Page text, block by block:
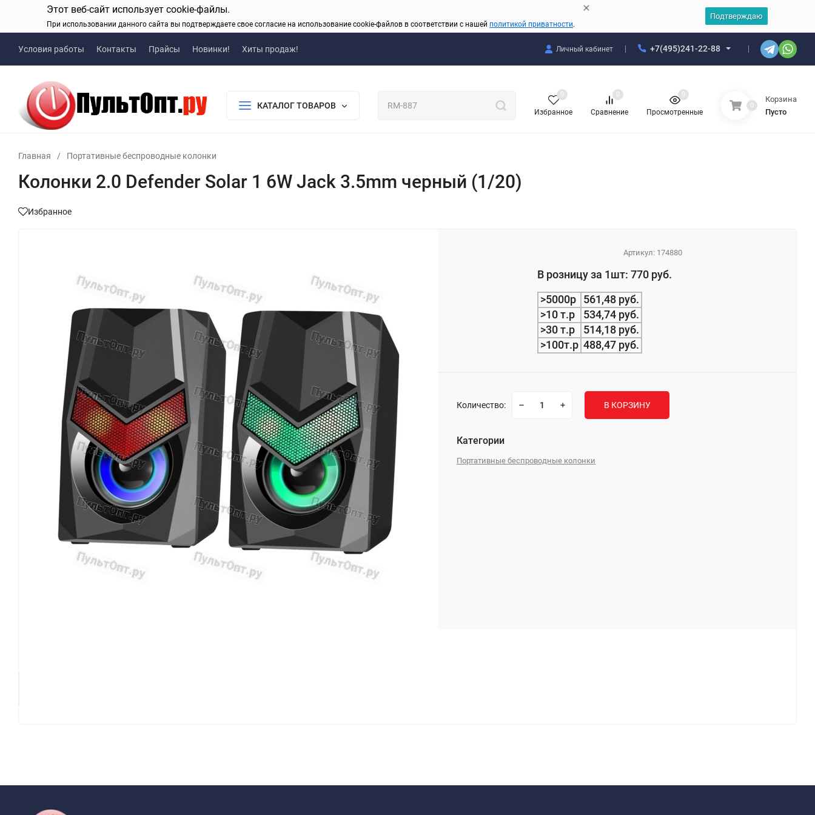
Этот веб-сайт использует cookie-файлы.
При использовании данного сайта вы подтверждаете свое согласие на использование cookie-файлов в соответствии с нашей политикой приватности.
Подтверждаю
Условия работы Контакты Прайсы Новинки! Хиты продаж! Личный кабинет +7(495)241-22-88
КАТАЛОГ ТОВАРОВ
Избранное
0
Сравнение
0
Просмотренные
0
0
Корзина
Пусто
Главная / Портативные беспроводные колонки
Колонки 2.0 Defender Solar 1 6W Jack 3.5mm черный (1/20)
Избранное
Артикул: 174880
В розницу за 1шт: 770 руб.
>5000р
561,48 руб.
>10 т.р
534,74 руб.
>30 т.р
514,18 руб.
>100т.р 488,47 руб.
Количество: В КОРЗИНУ
Категории
Портативные беспроводные колонки